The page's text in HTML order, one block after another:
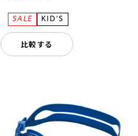
比較する